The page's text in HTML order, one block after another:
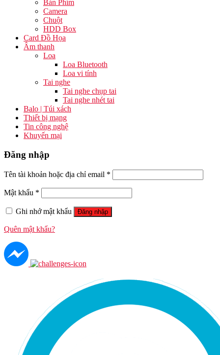
Bàn Phím
Camera
Chuột
HDD Box
Card Đồ Họa
Âm thanh
Loa
Loa Bluetooth
Loa vi tính
Tai nghe
Tai nghe chụp tai
Tai nghe nhét tai
Balo | Túi xách
Thiết bị mạng
Tin công nghệ
Khuyến mại
Đăng nhập
Tên tài khoản hoặc địa chỉ email *
Mật khẩu *
Ghi nhớ mật khẩu Đăng nhập
Quên mật khẩu?